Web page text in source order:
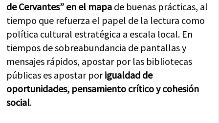
de Cervantes” en el mapa de buenas prácticas, al
tiempo que refuerza el papel de la lectura como
política cultural estratégica a escala local. En
tiempos de sobreabundancia de pantallas y
mensajes rápidos, apostar por las bibliotecas
públicas es apostar porigualdad de
oportunidades, pensamiento crítico y cohesión
social.